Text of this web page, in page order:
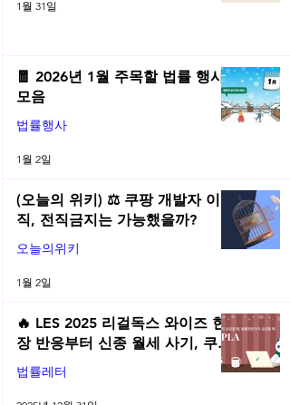
1월 31일
🧧 2026년 1월 주목할 법률 행사
모음
법률행사
1월 2일
(오늘의 위키) ⚖️ 쿠팡 개발자 이
직, 전직금지는 가능했을까?
오늘의위키
1월 2일
🔥 LES 2025 리걸독스 와이즈 현
장 반응부터 신종 월세 사기, 쿠팡
전직금지 가처분 위키까지| 2025
년 12월 네플라 법률레터
법률레터